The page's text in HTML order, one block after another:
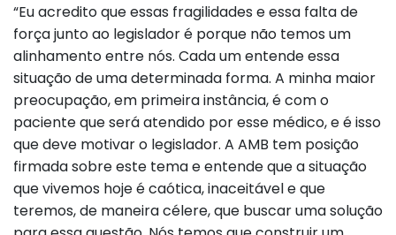
“Eu acredito que essas fragilidades e essa falta de
força junto ao legislador é porque não temos um
alinhamento entre nós. Cada um entende essa
situação de uma determinada forma. A minha maior
preocupação, em primeira instância, é com o
paciente que será atendido por esse médico, e é isso
que deve motivar o legislador. A AMB tem posição
firmada sobre este tema e entende que a situação
que vivemos hoje é caótica, inaceitável e que
teremos, de maneira célere, que buscar uma solução